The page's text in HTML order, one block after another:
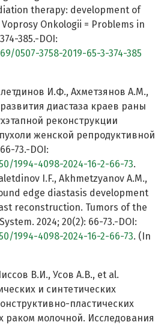
therapy: development of
Onkologii = Problems in
385.-DOI:
0507-3758-2019-65-3-374-385
И.Ф., Ахметзянов А.М.,
диастаза краев раны
реконструкции
женской репродуктивной
73.-DOI:
1994-4098-2024-16-2-66-73.
I.F., Akhmetzyanov A.M.,
edge diastasis development
reconstruction. Tumors of the
2024; 20(2): 66-73.-DOI:
1994-4098-2024-16-2-66-73. (In
В.И., Усов А.В., et al.
и синтетических
пластических
раком молочной. Исследования